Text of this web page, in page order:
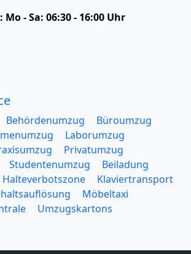
Mo - Sa: 06:30 - 16:00 Uhr
Behördenumzug
Büroumzug
Laborumzug
Privatumzug
Studentenumzug
Beiladung
Halteverbotszone
Klaviertransport
Möbeltaxi
Umzugskartons